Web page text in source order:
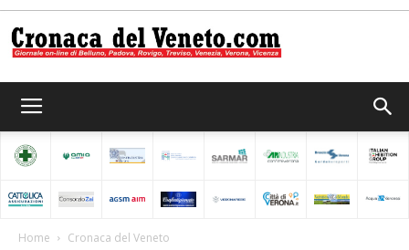
del
Home Cronaca del Veneto